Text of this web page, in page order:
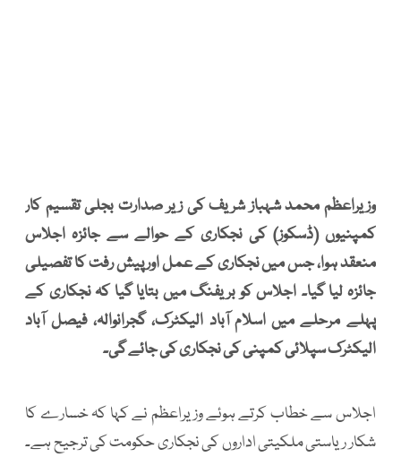
وزیراعظم محمد شہباز شریف کی زیر صدارت بجلی تقسیم کار
کمپنیوں (ڈسکوز) کی نجکاری کے حوالے سے جائزہ اجلاس
منعقد ہوا، جس میں نجکاری کے عمل اور پیش رفت کا تفصیلی
جائزہ لیا گیا۔ اجلاس کو بریفنگ میں بتایا گیا کہ نجکاری کے
پہلے مرحلے میں اسلام آباد الیکٹرک، گجرانوالہ، فیصل آباد
الیکٹرک سپلائی کمپنی کی نجکاری کی جائے گی۔
اجلاس سے خطاب کرتے ہوئے وزیراعظم نے کہا کہ خسارے کا
شکار ریاستی ملکیتی اداروں کی نجکاری حکومت کی ترجیح ہے۔